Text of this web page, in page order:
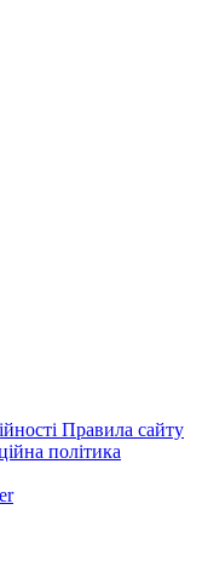
Правила сайту
політика